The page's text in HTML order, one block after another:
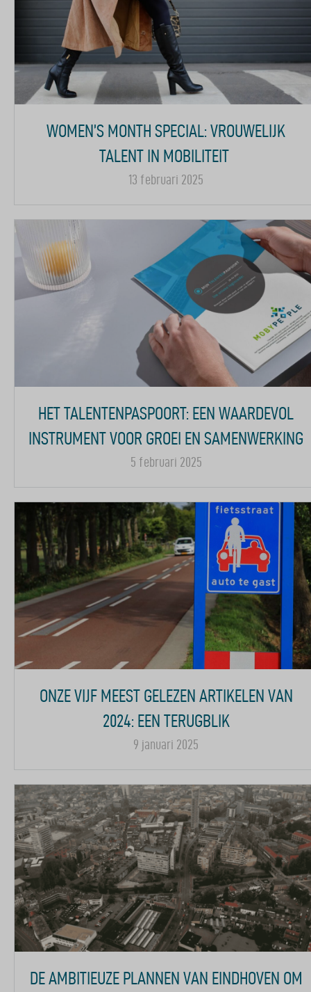
WOMEN’S MONTH SPECIAL: VROUWELIJK
TALENT IN MOBILITEIT
13 februari 2025
HET TALENTENPASPOORT: EEN WAARDEVOL
INSTRUMENT VOOR GROEI EN SAMENWERKING
5 februari 2025
ONZE VIJF MEEST GELEZEN ARTIKELEN VAN
2024: EEN TERUGBLIK
9 januari 2025
DE AMBITIEUZE PLANNEN VAN EINDHOVEN OM